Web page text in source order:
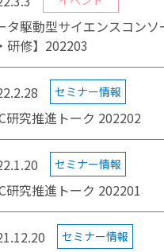
タ駆動型サイエンスコンソ
研修】202203
セミナー情報
研究推進トーク 202202
セミナー情報
研究推進トーク 202201
セミナー情報